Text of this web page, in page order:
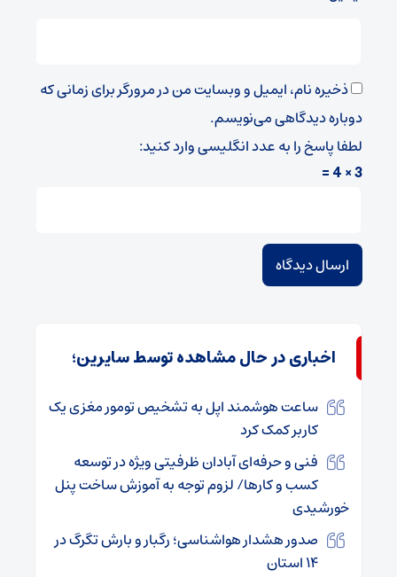
ذخیره نام، ایمیل و وبسایت من در مرورگر برای زمانی که
دوباره دیدگاهی می‌نویسم.
لطفا پاسخ را به عدد انگلیسی وارد کنید:
3 × 4 =
اخباری در حال مشاهده توسط سایرین؛
ساعت هوشمند اپل به تشخیص تومور مغزی یک
کاربر کمک کرد
فنی و حرفه‌ای آبادان ظرفیتی ویژه در توسعه
کسب و کارها/ لزوم توجه به آموزش ساخت پنل
خورشیدی
صدور هشدار هواشناسی؛ رگبار و بارش تگرگ در
۱۴ استان